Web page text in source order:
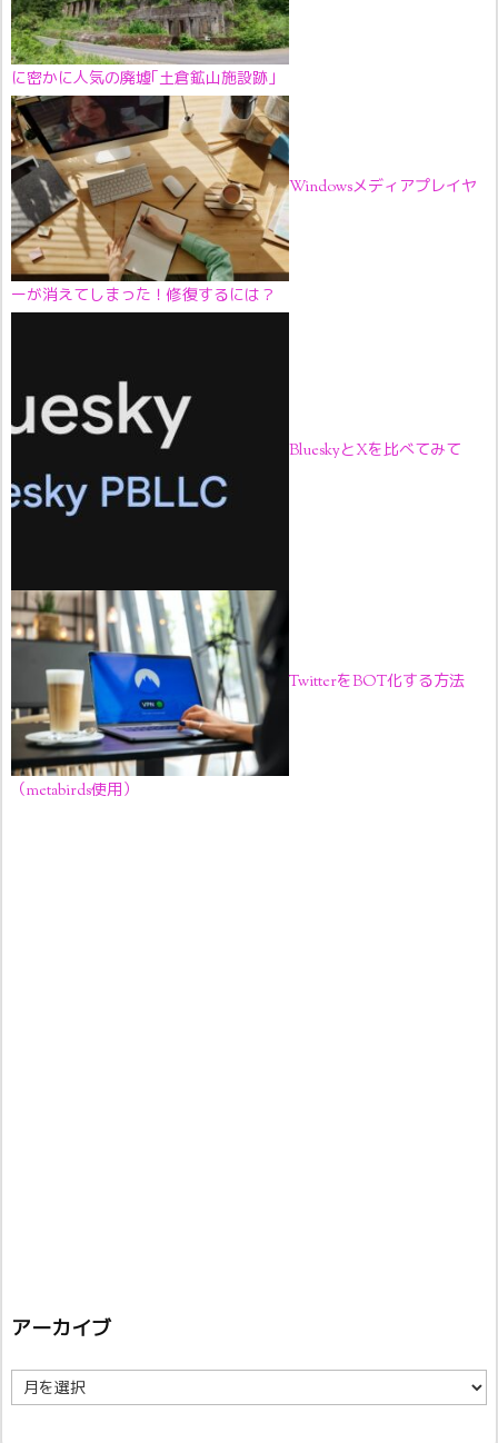
に密かに人気の廃墟｢土倉鉱山施設跡｣
Windowsメディアプレイヤ
ーが消えてしまった！修復するには？
BlueskyとXを比べてみて
TwitterをBOT化する方法
（metabirds使用）
アーカイブ
ア
ー